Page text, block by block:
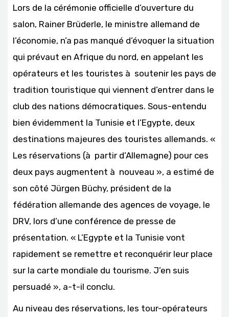
Lors de la cérémonie officielle d’ouverture du
salon, Rainer Brüderle, le ministre allemand de
l’économie, n’a pas manqué d’évoquer la situation
qui prévaut en Afrique du nord, en appelant les
opérateurs et les touristes à soutenir les pays de
tradition touristique qui viennent d’entrer dans le
club des nations démocratiques. Sous-entendu
bien évidemment la Tunisie et l’Egypte, deux
destinations majeures des touristes allemands. «
Les réservations (à partir d’Allemagne) pour ces
deux pays augmentent à nouveau », a estimé de
son côté Jürgen Büchy, président de la
fédération allemande des agences de voyage, le
DRV, lors d’une conférence de presse de
présentation. « L’Egypte et la Tunisie vont
rapidement se remettre et reconquérir leur place
sur la carte mondiale du tourisme. J’en suis
persuadé », a-t-il conclu.
Au niveau des réservations, les tour-opérateurs